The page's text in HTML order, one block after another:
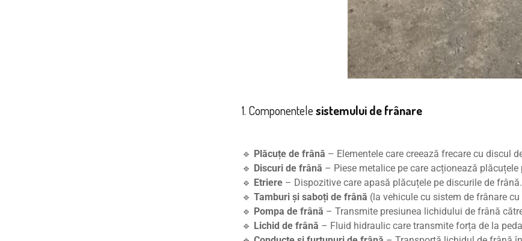
1. Componentelesistemului de frânare
🔹 Plăcuțe de frână – Elementele care creează frecare cu discul
🔹 Discuri de frână – Piese metalice pe care acționează plăcuțele
🔹 Etriere – Dispozitive care apasă plăcuțele pe discurile de frână.
🔹 Tamburi și saboți de frână (la vehicule cu sistem de frânare
🔹 Pompa de frână – Transmite presiunea lichidului de frână
🔹 Lichid de frână – Fluid hidraulic care transmite forța de la